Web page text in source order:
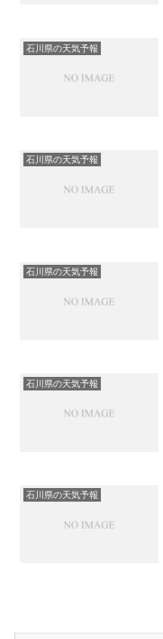
石川県の天気予報
石川県の天気予報
石川県の天気予報
石川県の天気予報
石川県の天気予報